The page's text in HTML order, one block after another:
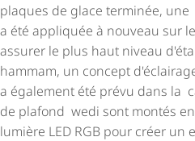
plaques de glace terminée,
a été appliquée à nouveau sur
assurer le plus haut niveau
hammam, un concept
a également été prévu dans la
de plafond wedi sont montés
lumière LED RGB pour créer